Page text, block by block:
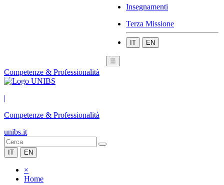
Insegnamenti
Terza Missione
IT EN
☰
Competenze & Professionalità
|
Competenze & Professionalità
unibs.it
IT EN
×
Home